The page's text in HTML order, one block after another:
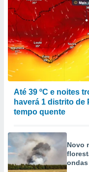
Até 39 ºC e noites
haverá 1 distrito de
tempo quente
Novo